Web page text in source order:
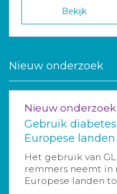
Bekijk
Nieuw onderzoek
Nieuw onderzoek
Gebruik
Europese landen
Het gebruik van
remmers neemt in
Europese landen